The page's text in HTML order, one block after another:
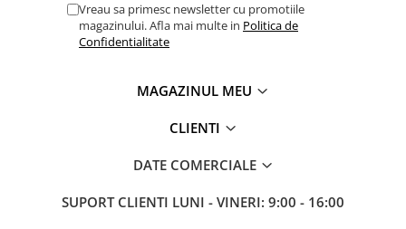
Vreau sa primesc newsletter cu promotiile
magazinului. Afla mai multe in Politica de
Confidentialitate
MAGAZINUL MEU
CLIENTI
DATE COMERCIALE
SUPORT CLIENTI LUNI - VINERI: 9:00 - 16:00